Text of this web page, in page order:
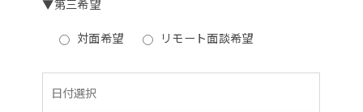
▼第三希望
対面希望 リモート面談希望